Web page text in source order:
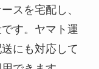
スを宅配し、
す。ヤマト運
にも対応して